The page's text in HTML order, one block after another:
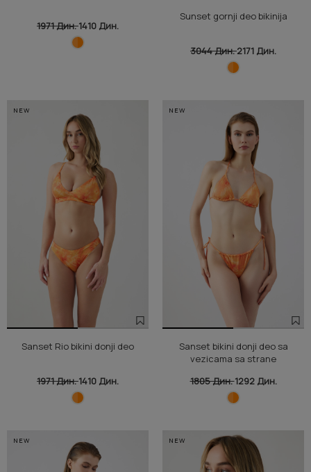
1971 Дин.1410 Дин.
Sunset gornji deo bikinija
3044 Дин.2171 Дин.
NEW
Sanset Rio bikini donji deo
1971 Дин.1410 Дин.
NEW
Sanset bikini donji deo sa
vezicama sa strane
1805 Дин.1292 Дин.
NEW NEW